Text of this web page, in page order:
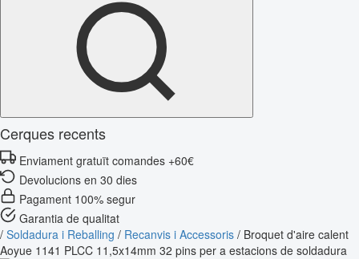
Cerques recents
Enviament gratuït comandes +60€
Devolucions en 30 dies
Pagament 100% segur
Garantia de qualitat
/ Soldadura i Reballing / Recanvis i Accessoris / Broquet d'aire calent
Aoyue 1141 PLCC 11,5x14mm 32 pins per a estacions de soldadura